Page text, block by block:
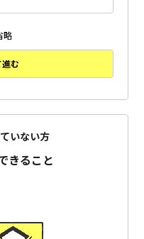
略
む
いない方
きること